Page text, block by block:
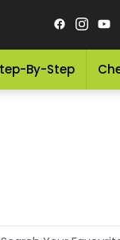
By-Step